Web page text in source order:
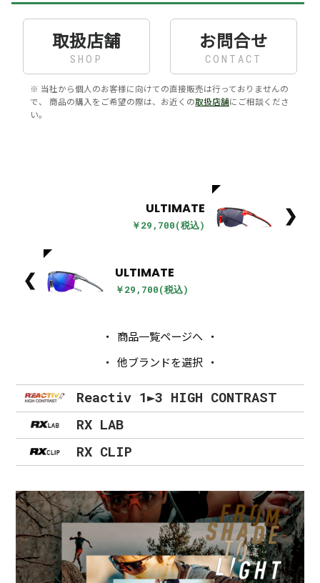
取扱店舗
SHOP
お問合せ
CONTACT
※ 当社から個人のお客様に向けての直接販売は行っておりませんの
で、 商品の購入をご希望の際は、お近くの取扱店舗にご相談くださ
い。
ULTIMATE
￥29,700(税込) ❯
❮ ULTIMATE
￥29,700(税込)
商品一覧ページへ
他ブランドを選択
Reactiv 1►3 HIGH CONTRAST
RX LAB
RX CLIP